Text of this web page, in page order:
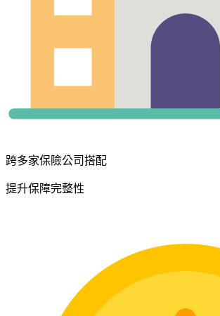
跨多家保險公司搭配
提升保障完整性